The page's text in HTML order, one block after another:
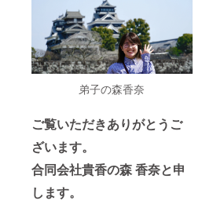
弟子の森香奈
ご覧いただきありがとうご
ざいます。
合同会社貴香の森 香奈と申
します。